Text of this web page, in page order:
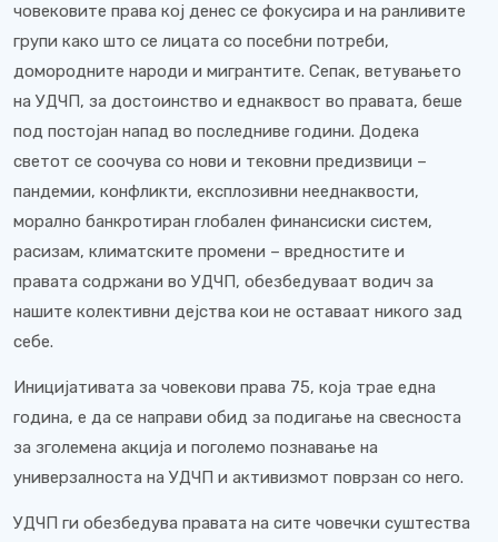
човековите права кој денес се фокусира и на ранливите
групи како што се лицата со посебни потреби,
домородните народи и мигрантите. Сепак, ветувањето
на УДЧП, за достоинство и еднаквост во правата, беше
под постојан напад во последниве години. Додека
светот се соочува со нови и тековни предизвици –
пандемии, конфликти, експлозивни нееднаквости,
морално банкротиран глобален финансиски систем,
расизам, климатските промени – вредностите и
правата содржани во УДЧП, обезбедуваат водич за
нашите колективни дејства кои не оставаат никого зад
себе.
Иницијативата за човекови права 75, која трае една
година, е да се направи обид за подигање на свесноста
за зголемена акција и поголемо познавање на
универзалноста на УДЧП и активизмот поврзан со него.
УДЧП ги обезбедува правата на сите човечки суштества